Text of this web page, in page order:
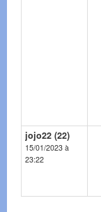
jojo22 (22)
15/01/2023 à
23:22